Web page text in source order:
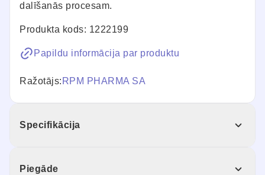
dalīšanās procesam.
Produkta kods: 1222199
Papildu informācija par produktu
Ražotājs: RPM PHARMA SA
Specifikācija
Piegāde